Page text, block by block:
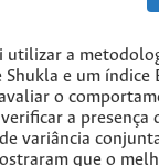
a
e um índice
o
a presença
variância
que o